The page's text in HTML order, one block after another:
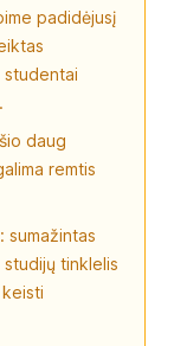
padidėjusį
studentai
daug
remtis
sumažintas
tinklelis